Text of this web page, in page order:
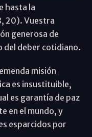
hasta la
20). Vuestra
generosa de
del deber cotidiano.
misión
es insustituible,
es garantía de paz
en el mundo, y
esparcidos por